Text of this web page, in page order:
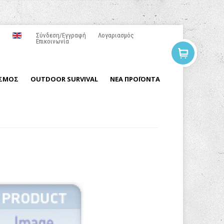
Σύνδεση/Εγγραφή
Λογαριασμός
Επικοινωνία
OUTDOOR SURVIVAL ΝΕΑ ΠΡΟΪΟΝΤΑ